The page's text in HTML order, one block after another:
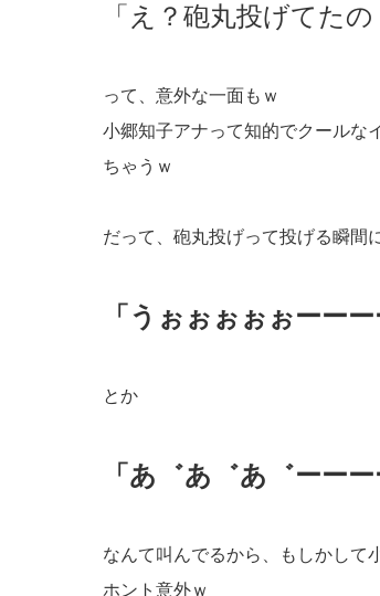
「え？砲丸投げてたの
って、意外な一面もｗ
小郷知子アナって知的でクールな
ちゃうｗ
だって、砲丸投げって投げる瞬間
「うぉぉぉぉぉーーー
とか
「あ゛あ゛あ゛ーーー
なんて叫んでるから、もしかして
ホント意外ｗ